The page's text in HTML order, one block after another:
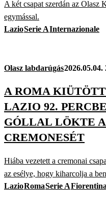
A két csapat szerdán az Olasz
egymással.
LazioSerie AInternazionale
Olasz labdarúgás2026.05.04.
A ROMA
LAZIO 92.
GÓLLAL LÖKTE
CREMONESÉT
Hiába vezetett a cremonai
az esélye, hogy kiharcolja a
LazioRomaSerie AFiorentina